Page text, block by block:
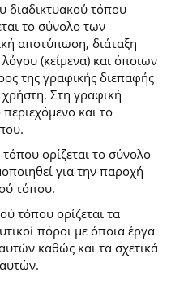
διαδικτυακού τόπου
το σύνολο των
αποτύπωση, διάταξη
(κείμενα) και όποιων
της γραφικής διεπαφής
Στη γραφική
και το
ορίζεται το σύνολο
για την παροχή
τόπου.
τόπου ορίζεται τα
πόροι με όποια έργα
καθώς και τα σχετικά